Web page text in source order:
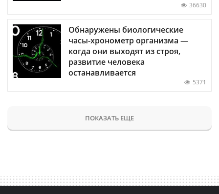
36630
Обнаружены биологические
часы-хронометр организма —
когда они выходят из строя,
развитие человека
останавливается
5371
ПОКАЗАТЬ ЕЩЕ